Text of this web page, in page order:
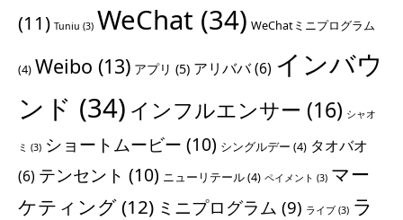
(11) Tuniu (3) WeChat (34) WeChatミニプログラム
(4) Weibo (13) アプリ (5) アリババ(6) インバウ
ンド (34) インフルエンサー (16) シャオ
ミ (3) ショートムービー (10) シングルデー (4) タオバオ
(6) テンセント (10) ニューリテール(4) ペイメント (3) マー
ケティング(12) ミニプログラム (9) ライブ (3) ラ